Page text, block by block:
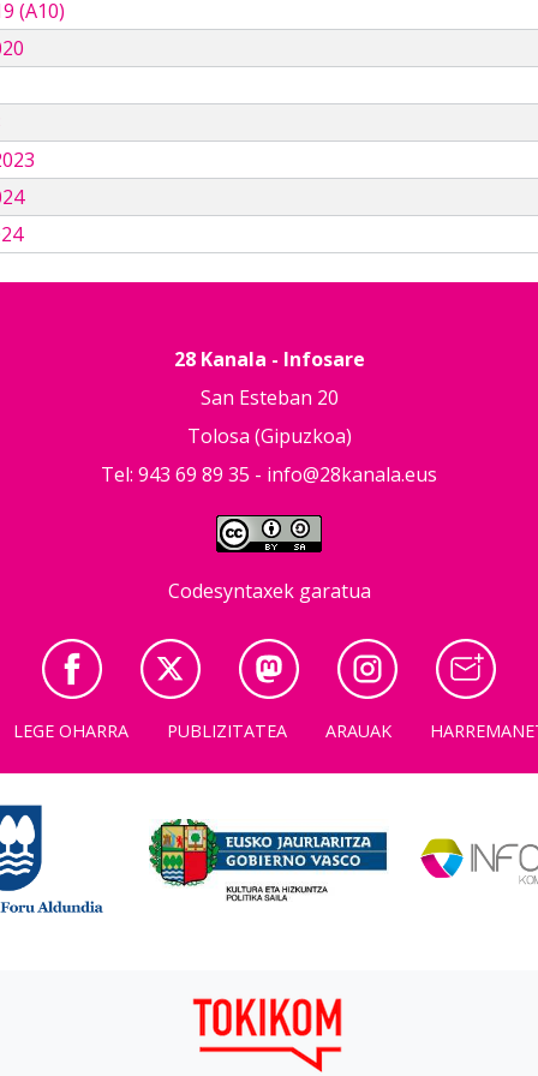
(A10)
28 Kanala - Infosare
San Esteban 20
Tolosa (Gipuzkoa)
Tel: 943 69 89 35 - info@28kanala.eus
Codesyntaxek garatua
LEGE OHARRA PUBLIZITATEA ARAUAK